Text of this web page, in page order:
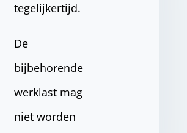
tegelijkertijd.
De
bijbehorende
werklast mag
niet worden